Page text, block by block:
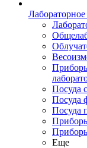
Посуда
Посуда
Посуда
Еще